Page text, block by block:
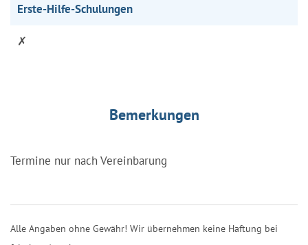
Erste-Hilfe-Schulungen
✗
Bemerkungen
Termine nur nach Vereinbarung
Alle Angaben ohne Gewähr! Wir übernehmen keine Haftung bei